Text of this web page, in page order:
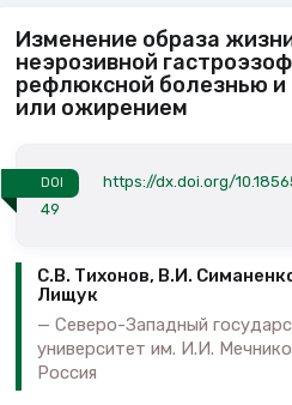
Изменение образа
неэрозивной
рефлюксной болезнью
или ожирением
DOI
https://dx.doi.org/
49
С.В. Тихонов, В.И.
Лищук
Северо-Западный
университет им. И.И.
Россия